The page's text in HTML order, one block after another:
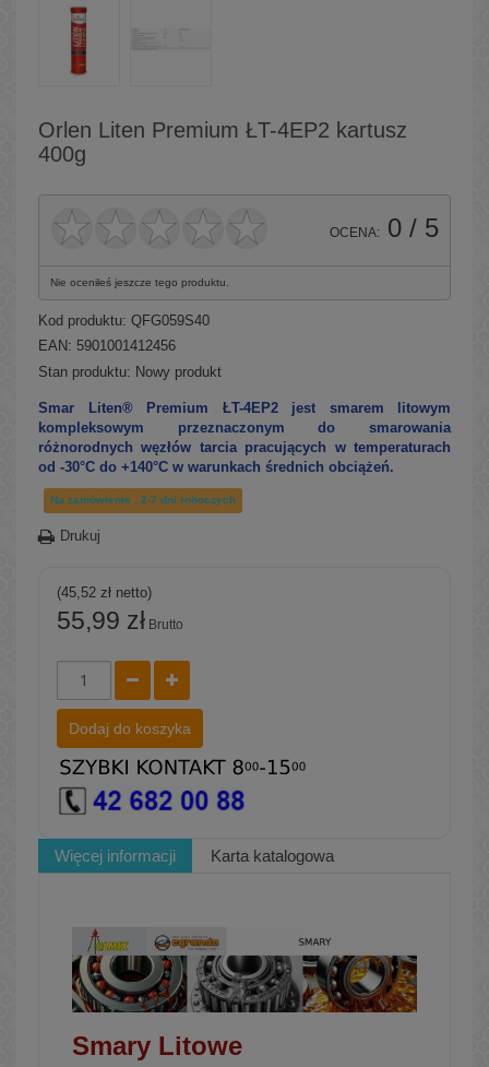
Orlen Liten Premium ŁT-4EP2 kartusz
400g
OCENA: 0 / 5
Nie oceniłeś jeszcze tego produktu.
Kod produktu: QFG059S40
EAN: 5901001412456
Stan produktu: Nowy produkt
Smar Liten® Premium ŁT-4EP2 jest smarem litowym
kompleksowym przeznaczonym do smarowania
różnorodnych węzłów tarcia pracujących w temperaturach
od -30°C do +140°C w warunkach średnich obciążeń.
Na zamówienie , 2-7 dni roboczych
Drukuj
(45,52 zł netto)
55,99 zł Brutto
Dodaj do koszyka
Więcej informacji Karta katalogowa
Smary Litowe